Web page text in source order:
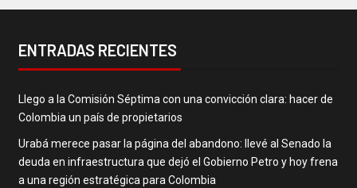
ENTRADAS RECIENTES
Llego a la Comisión Séptima con una convicción clara: hacer de
Colombia un país de propietarios
Urabá merece pasar la página del abandono: llevé al Senado la
deuda en infraestructura que dejó el Gobierno Petro y hoy frena
a una región estratégica para Colombia